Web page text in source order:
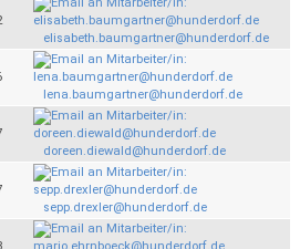
elisabeth.baumgartner@hunderdorf.de
lena.baumgartner@hunderdorf.de
doreen.diewald@hunderdorf.de
sepp.drexler@hunderdorf.de